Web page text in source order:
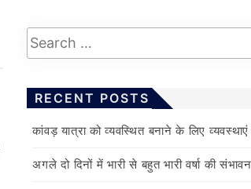
RECENT POSTS
कांवड़ यात्रा को व्यवस्थित बनाने के लिए
अगले दो दिनों में भारी से बहुत भारी वर्षा की